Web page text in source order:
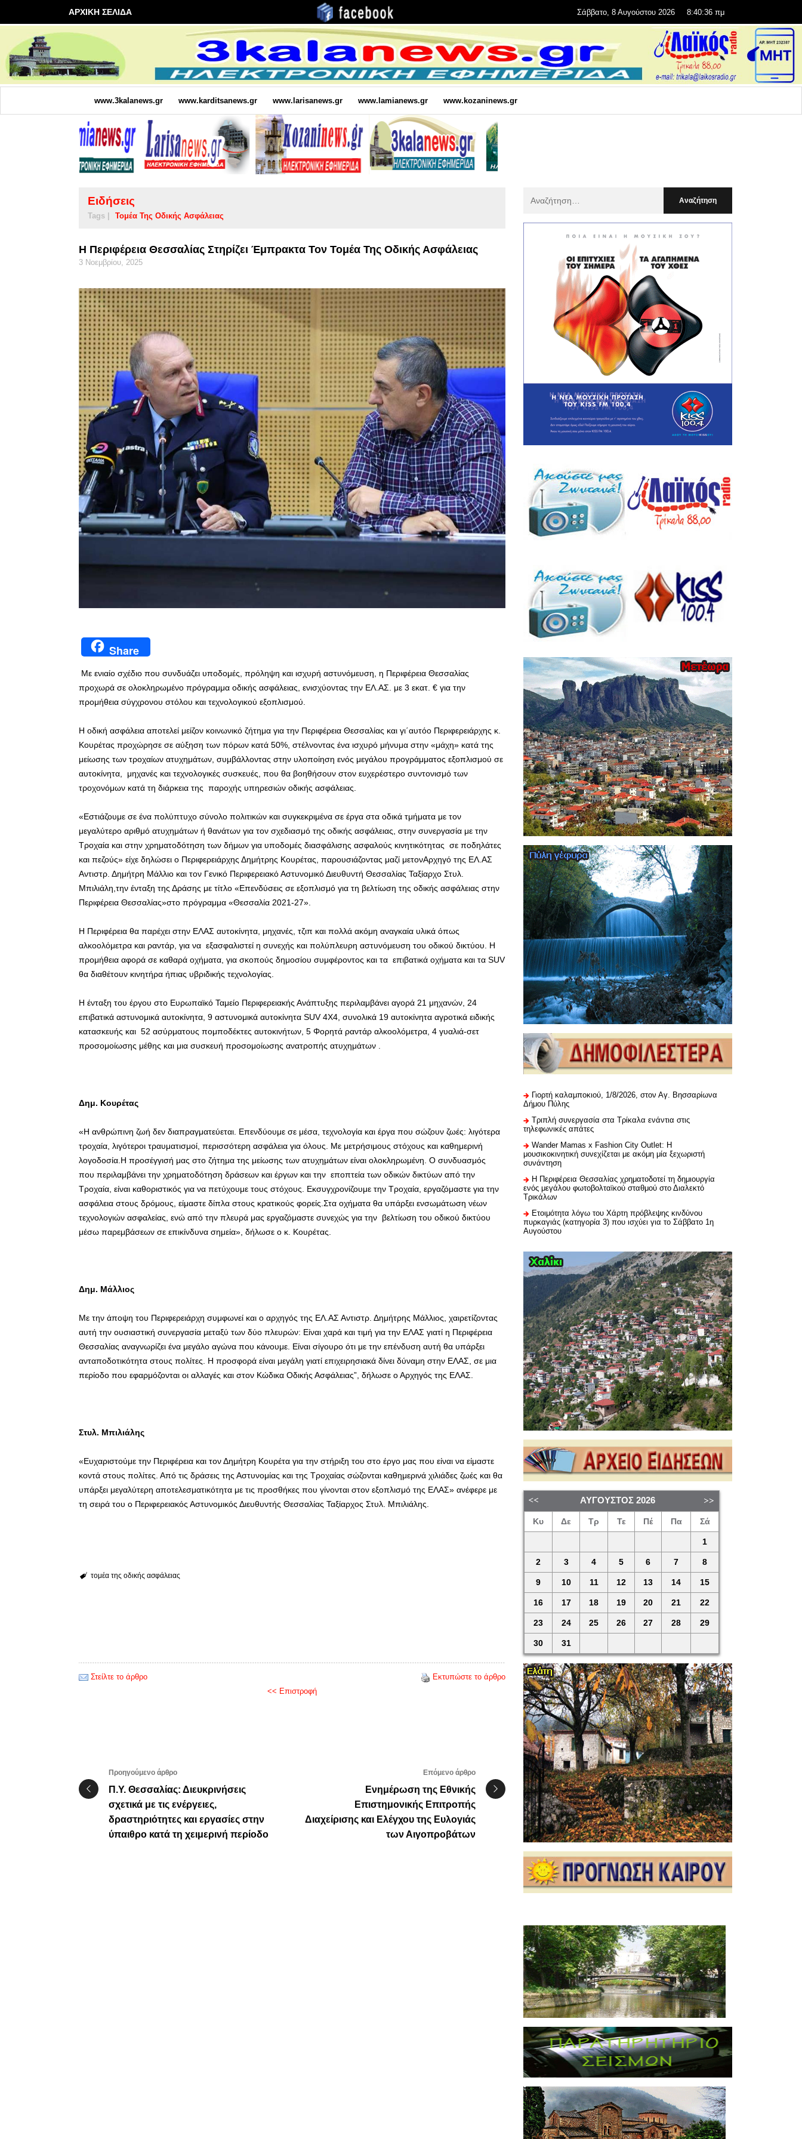
ΑΡΧΙΚΗ ΣΕΛΙΔΑ Σάββατο, 8 Αυγούστου 2026 8:40:38 πμ
www.3kalanews.gr www.karditsanews.gr www.larisanews.gr www.lamianews.gr www.kozaninews.gr
Ειδήσεις
Tags | Τομέα Της Οδικής Ασφάλειας
Η Περιφέρεια Θεσσαλίας Στηρίζει Έμπρακτα Τον Τομέα Της Οδικής Ασφάλειας
3 Νοεμβρίου, 2025
Share
Με ενιαίο σχέδιο που συνδυάζει υποδομές, πρόληψη και ισχυρή αστυνόμευση, η Περιφέρεια Θεσσαλίας
προχωρά σε ολοκληρωμένο πρόγραμμα οδικής ασφάλειας, ενισχύοντας την ΕΛ.ΑΣ. με 3 εκατ. € για την
προμήθεια σύγχρονου στόλου και τεχνολογικού εξοπλισμού.
Η οδική ασφάλεια αποτελεί μείζον κοινωνικό ζήτημα για την Περιφέρεια Θεσσαλίας και γι΄αυτόο Περιφερειάρχης κ.
Κουρέτας προχώρησε σε αύξηση των πόρων κατά 50%, στέλνοντας ένα ισχυρό μήνυμα στην «μάχη» κατά της
μείωσης των τροχαίων ατυχημάτων, συμβάλλοντας στην υλοποίηση ενός μεγάλου προγράμματος εξοπλισμού σε
αυτοκίνητα, μηχανές και τεχνολογικές συσκευές, που θα βοηθήσουν στον ευχερέστερο συντονισμό των
τροχονόμων κατά τη διάρκεια της παροχής υπηρεσιών οδικής ασφάλειας.
«Εστιάζουμε σε ένα πολύπτυχο σύνολο πολιτικών και συγκεκριμένα σε έργα στα οδικά τμήματα με τον
μεγαλύτερο αριθμό ατυχημάτων ή θανάτων για τον σχεδιασμό της οδικής ασφάλειας, στην συνεργασία με την
Τροχαία και στην χρηματοδότηση των δήμων για υποδομές διασφάλισης ασφαλούς κινητικότητας σε ποδηλάτες
και πεζούς» είχε δηλώσει ο Περιφερειάρχης Δημήτρης Κουρέτας, παρουσιάζοντας μαζί μετονΑρχηγό της ΕΛ.ΑΣ
Αντιστρ. Δημήτρη Μάλλιο και τον Γενικό Περιφερειακό Αστυνομικό Διευθυντή Θεσσαλίας Ταξίαρχο Στυλ.
Μπιλιάλη,την ένταξη της Δράσης με τίτλο «Επενδύσεις σε εξοπλισμό για τη βελτίωση της οδικής ασφάλειας στην
Περιφέρεια Θεσσαλίας»στο πρόγραμμα «Θεσσαλία 2021-27».
Η Περιφέρεια θα παρέχει στην ΕΛΑΣ αυτοκίνητα, μηχανές, τζιπ και πολλά ακόμη αναγκαία υλικά όπως
αλκοολόμετρα και ραντάρ, για να εξασφαλιστεί η συνεχής και πολύπλευρη αστυνόμευση του οδικού δικτύου. Η
προμήθεια αφορά σε καθαρά οχήματα, για σκοπούς δημοσίου συμφέροντος και τα επιβατικά οχήματα και τα SUV
θα διαθέτουν κινητήρα ήπιας υβριδικής τεχνολογίας.
Η ένταξη του έργου στο Ευρωπαϊκό Ταμείο Περιφερειακής Ανάπτυξης περιλαμβάνει αγορά 21 μηχανών, 24
επιβατικά αστυνομικά αυτοκίνητα, 9 αστυνομικά αυτοκίνητα SUV 4X4, συνολικά 19 αυτοκίνητα αγροτικά ειδικής
κατασκευής και 52 ασύρματους πομποδέκτες αυτοκινήτων, 5 Φορητά ραντάρ αλκοολόμετρα, 4 γυαλιά-σετ
προσομοίωσης μέθης και μια συσκευή προσομοίωσης ανατροπής ατυχημάτων .
Δημ. Κουρέτας
«Η ανθρώπινη ζωή δεν διαπραγματεύεται. Επενδύουμε σε μέσα, τεχνολογία και έργα που σώζουν ζωές: λιγότερα
τροχαία, λιγότεροι τραυματισμοί, περισσότερη ασφάλεια για όλους. Με μετρήσιμους στόχους και καθημερινή
λογοδοσία.Η προσέγγισή μας στο ζήτημα της μείωσης των ατυχημάτων είναι ολοκληρωμένη. Ο συνδυασμός
που περιλαμβάνει την χρηματοδότηση δράσεων και έργων και την εποπτεία των οδικών δικτύων από την
Τροχαία, είναι καθοριστικός για να πετύχουμε τους στόχους. Εκσυγχρονίζουμε την Τροχαία, εργαζόμαστε για την
ασφάλεια στους δρόμους, είμαστε δίπλα στους κρατικούς φορείς.Στα οχήματα θα υπάρξει ενσωμάτωση νέων
τεχνολογιών ασφαλείας, ενώ από την πλευρά μας εργαζόμαστε συνεχώς για την βελτίωση του οδικού δικτύου
μέσω παρεμβάσεων σε επικίνδυνα σημεία», δήλωσε ο κ. Κουρέτας.
Δημ. Μάλλιος
Με την άποψη του Περιφερειάρχη συμφωνεί και ο αρχηγός της ΕΛ.ΑΣ Αντιστρ. Δημήτρης Μάλλιος, χαιρετίζοντας
αυτή την ουσιαστική συνεργασία μεταξύ των δύο πλευρών: Είναι χαρά και τιμή για την ΕΛΑΣ γιατί η Περιφέρεια
Θεσσαλίας αναγνωρίζει ένα μεγάλο αγώνα που κάνουμε. Είναι σίγουρο ότι με την επένδυση αυτή θα υπάρξει
ανταποδοτικότητα στους πολίτες. Η προσφορά είναι μεγάλη γιατί επιχειρησιακά δίνει δύναμη στην ΕΛΑΣ, σε μια
περίοδο που εφαρμόζονται οι αλλαγές και στον Κώδικα Οδικής Ασφάλειας”, δήλωσε ο Αρχηγός της ΕΛΑΣ.
Στυλ. Μπιλιάλης
«Ευχαριστούμε την Περιφέρεια και τον Δημήτρη Κουρέτα για την στήριξη του στο έργο μας που είναι να είμαστε
κοντά στους πολίτες. Από τις δράσεις της Αστυνομίας και της Τροχαίας σώζονται καθημερινά χιλιάδες ζωές και θα
υπάρξει μεγαλύτερη αποτελεσματικότητα με τις προσθήκες που γίνονται στον εξοπλισμό της ΕΛΑΣ» ανέφερε με
τη σειρά του ο Περιφερειακός Αστυνομικός Διευθυντής Θεσσαλίας Ταξίαρχος Στυλ. Μπιλιάλης.
τομέα της οδικής ασφάλειας
Στείλτε το άρθρο
Εκτυπώστε το άρθρο
<< Επιστροφή
Προηγούμενο άρθρο
Π.Υ. Θεσσαλίας: Διευκρινήσεις
σχετικά με τις ενέργειες,
δραστηριότητες και εργασίες στην
ύπαιθρο κατά τη χειμερινή περίοδο
Επόμενο άρθρο
Ενημέρωση της Εθνικής
Επιστημονικής Επιτροπής
Διαχείρισης και Ελέγχου της Ευλογιάς
των Αιγοπροβάτων
:
Γιορτή καλαμποκιού, 1/8/2026, στον Αγ. Βησσαρίωνα
Δήμου Πύλης
Τριπλή συνεργασία στα Τρίκαλα ενάντια στις
τηλεφωνικές απάτες
Wander Mamas x Fashion City Outlet: Η
μουσικοκινητική συνεχίζεται με ακόμη μία ξεχωριστή
συνάντηση
H Περιφέρεια Θεσσαλίας χρηματοδοτεί τη δημιουργία
ενός μεγάλου φωτοβολταϊκού σταθμού στο Διαλεκτό
Τρικάλων
Ετοιμότητα λόγω του Χάρτη πρόβλεψης κινδύνου
πυρκαγιάς (κατηγορία 3) που ισχύει για το Σάββατο 1η
Αυγούστου
ΑΎΓΟΥΣΤΟΣ 2026
Κυ Δε Τρ Τε Πέ Πα Σά
1
2 3 4 5 6 7 8
9 10 11 12 13 14 15
16 17 18 19 20 21 22
23 24 25 26 27 28 29
30 31